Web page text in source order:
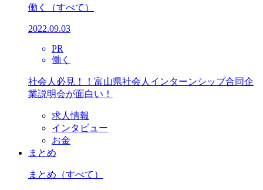
働く （すべて）
2022.09.03
PR
働く
社会人必見！！富山県社会人インターンシップ合同企
業説明会が面白い！
求人情報
インタビュー
お金
まとめ
まとめ （すべて）